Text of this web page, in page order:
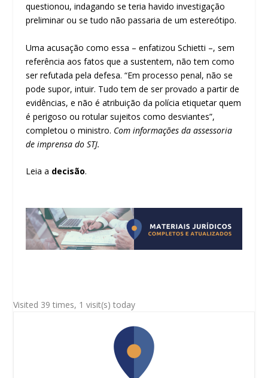
questionou, indagando se teria havido investigação
preliminar ou se tudo não passaria de um estereótipo.
Uma acusação como essa – enfatizou Schietti –, sem
referência aos fatos que a sustentem, não tem como
ser refutada pela defesa. “Em processo penal, não se
pode supor, intuir. Tudo tem de ser provado a partir de
evidências, e não é atribuição da polícia etiquetar quem
é perigoso ou rotular sujeitos como desviantes”,
completou o ministro. Com informações da assessoria
de imprensa do STJ.
Leia a decisão.
Visited 39 times, 1 visit(s) today